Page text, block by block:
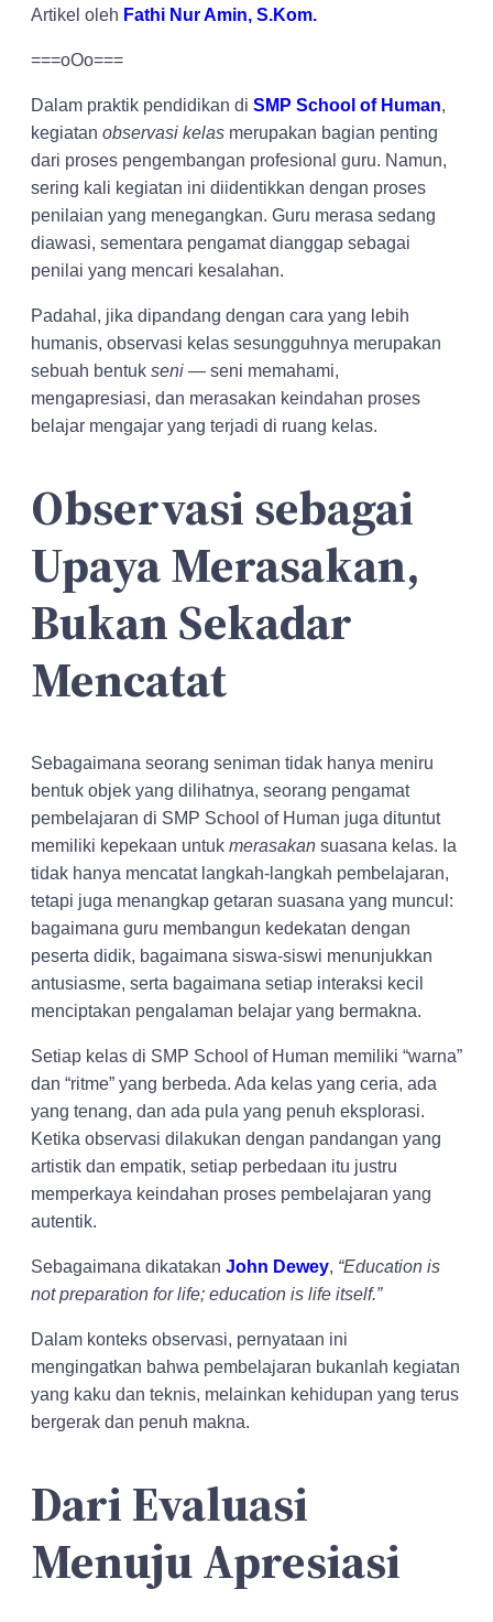
Artikel oleh Fathi Nur Amin, S.Kom.
===oOo===
Dalam praktik pendidikan di SMP School of Human,
kegiatan observasi kelas merupakan bagian penting
dari proses pengembangan profesional guru. Namun,
sering kali kegiatan ini diidentikkan dengan proses
penilaian yang menegangkan. Guru merasa sedang
diawasi, sementara pengamat dianggap sebagai
penilai yang mencari kesalahan.
Padahal, jika dipandang dengan cara yang lebih
humanis, observasi kelas sesungguhnya merupakan
sebuah bentuk seni — seni memahami,
mengapresiasi, dan merasakan keindahan proses
belajar mengajar yang terjadi di ruang kelas.
Observasi sebagai
Upaya Merasakan,
Bukan Sekadar
Mencatat
Sebagaimana seorang seniman tidak hanya meniru
bentuk objek yang dilihatnya, seorang pengamat
pembelajaran di SMP School of Human juga dituntut
memiliki kepekaan untuk merasakan suasana kelas. Ia
tidak hanya mencatat langkah-langkah pembelajaran,
tetapi juga menangkap getaran suasana yang muncul:
bagaimana guru membangun kedekatan dengan
peserta didik, bagaimana siswa-siswi menunjukkan
antusiasme, serta bagaimana setiap interaksi kecil
menciptakan pengalaman belajar yang bermakna.
Setiap kelas di SMP School of Human memiliki “warna”
dan “ritme” yang berbeda. Ada kelas yang ceria, ada
yang tenang, dan ada pula yang penuh eksplorasi.
Ketika observasi dilakukan dengan pandangan yang
artistik dan empatik, setiap perbedaan itu justru
memperkaya keindahan proses pembelajaran yang
autentik.
Sebagaimana dikatakan John Dewey, “Education is
not preparation for life; education is life itself.”
Dalam konteks observasi, pernyataan ini
mengingatkan bahwa pembelajaran bukanlah kegiatan
yang kaku dan teknis, melainkan kehidupan yang terus
bergerak dan penuh makna.
Dari Evaluasi
Menuju Apresiasi